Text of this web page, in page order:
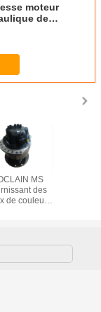
moteur
de
MS
des
de couleurs
pour